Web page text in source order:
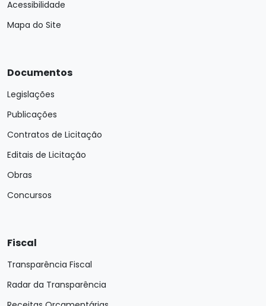
Acessibilidade
Mapa do Site
Documentos
Legislações
Publicações
Contratos de Licitação
Editais de Licitação
Obras
Concursos
Fiscal
Transparência Fiscal
Radar da Transparência